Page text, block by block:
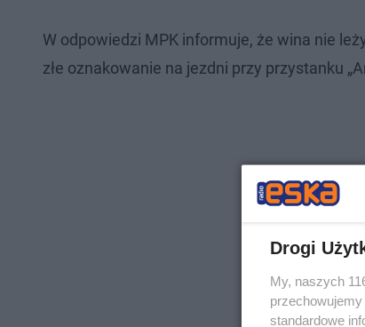
W odpowiedzi MPK informuje, że wina nie
złe oznakowanie na jezdni przy przystanku
Drogi
My, naszych
standardowe